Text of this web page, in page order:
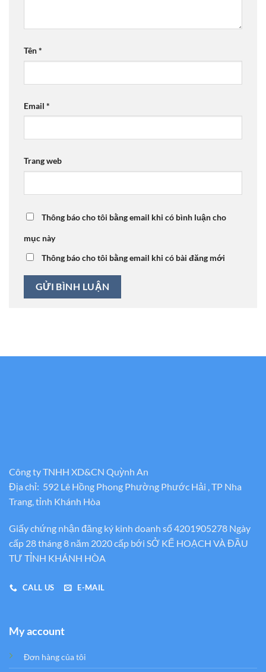
Tên*
Email *
Trang web
Thông báo cho tôi bằng email khi có bình luận cho
mục này
Thông báo cho tôi bằng email khi có bài đăng mới
Công ty TNHH XD&CN Quỳnh An
Địa chỉ: 592 Lê Hồng Phong Phường Phước Hải , TP Nha
Trang, tỉnh Khánh Hòa
Giấy chứng nhận đăng ký kinh doanh số 4201905278 Ngày
cấp 28 tháng 8 năm 2020 cấp bới SỞ KẾ HOẠCH VÀ ĐẦU
TƯ TỈNH KHÁNH HÒA
CALL US E-MAIL
My account
Đơn hàng của tôi